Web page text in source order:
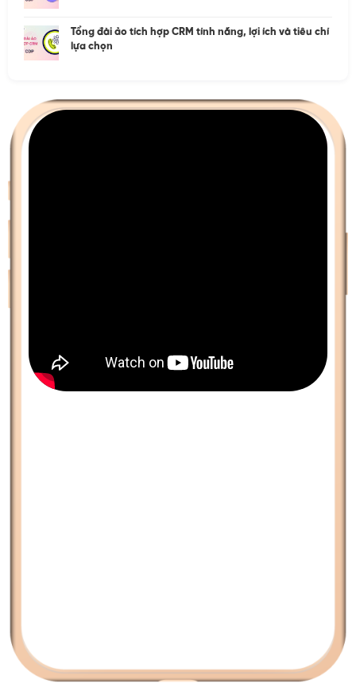
Tổng đài ảo tích hợp CRM tính năng, lợi ích và tiêu chí
lựa chọn